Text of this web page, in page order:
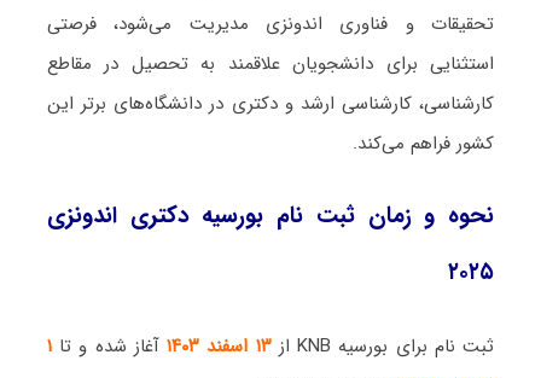
تحقیقات و فناوری اندونزی مدیریت می‌شود، فرصتی
استثنایی برای دانشجویان علاقمند به تحصیل در مقاطع
کارشناسی، کارشناسی ارشد و دکتری در دانشگاه‌های برتر این
کشور فراهم می‌کند.
نحوه و زمان ثبت نام بورسیه دکتری اندونزی
۲۰۲۵
ثبت نام برای بورسیه KNB از ۱۳ اسفند ۱۴۰۳ آغاز شده و تا۱